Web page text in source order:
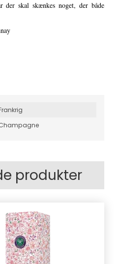
der skal skænkes noget, der både
produkter